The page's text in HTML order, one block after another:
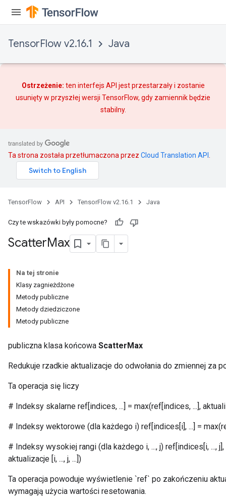
TensorFlow v2.16.1 Java
Ostrzeżenie: ten interfejs API jest przestarzały i zostanie
usunięty w przyszłej wersji TensorFlow, gdy zamiennik będzie
stabilny.
Ta strona została przetłumaczona przez Cloud Translation API
TensorFlow API TensorFlow v2.16.1 Java
Czy te wskazówki były pomocne?
ScatterMax
Na tej stronie
Klasy zagnieżdżone
Metody publiczne
Metody dziedziczone
Metody publiczne
publiczna klasa końcowa ScatterMax
Redukuje rzadkie aktualizacje do odwołania do zmiennej za
Ta operacja się liczy
# Indeksy skalarne ref[indices, ...] = max(ref[indices, ...],
# Indeksy wektorowe (dla każdego i) ref[indices[i], ...] =
# Indeksy wysokiej rangi (dla każdego i, ..., j) ref[indices[i, ..., j],
aktualizacje [i, ..., j, ...])
Ta operacja powoduje wyświetlenie `ref` po zakończeniu
wymagają użycia wartości resetowania.